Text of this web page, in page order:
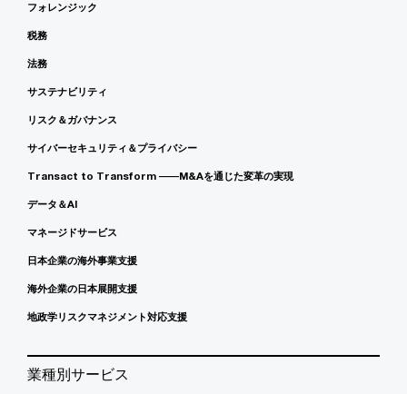
フォレンジック
税務
法務
サステナビリティ
リスク＆ガバナンス
サイバーセキュリティ＆プライバシー
Transact to Transform ――M&Aを通じた変革の実現
データ＆AI
マネージドサービス
日本企業の海外事業支援
海外企業の日本展開支援
地政学リスクマネジメント対応支援
業種別サービス